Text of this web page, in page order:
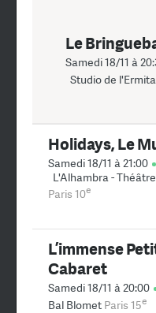
Le
Samedi 18/11 à
Studio de
Holidays, Le
Samedi 18/11 à 21:00
L'Alhambra -
Paris 10e
L’immense
Cabaret
Samedi 18/11 à 20:00
Bal Blomet Paris 15e